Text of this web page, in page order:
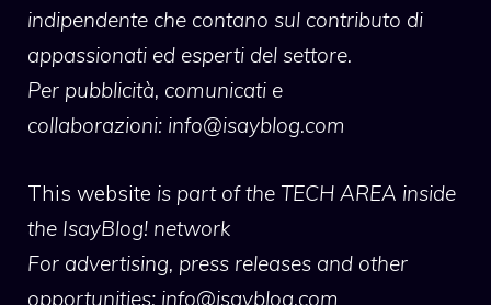
indipendente che contano sul contributo di
appassionati ed esperti del settore.
Per pubblicità, comunicati e
collaborazioni: info@isayblog.com
This website is part of the TECH AREA inside
the IsayBlog! network
For advertising, press releases and other
opportunities: info@isayblog.com